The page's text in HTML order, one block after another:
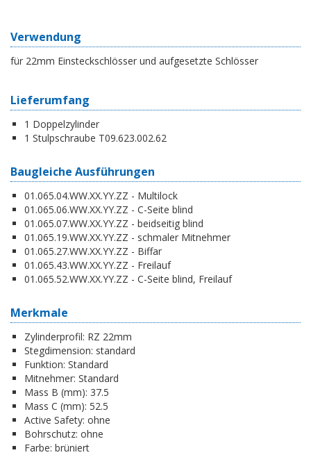
Verwendung
für 22mm Einsteckschlösser und aufgesetzte Schlösser
Lieferumfang
1 Doppelzylinder
1 Stulpschraube T09.623.002.62
Baugleiche Ausführungen
01.065.04.WW.XX.YY.ZZ - Multilock
01.065.06.WW.XX.YY.ZZ - C-Seite blind
01.065.07.WW.XX.YY.ZZ - beidseitig blind
01.065.19.WW.XX.YY.ZZ - schmaler Mitnehmer
01.065.27.WW.XX.YY.ZZ - Biffar
01.065.43.WW.XX.YY.ZZ - Freilauf
01.065.52.WW.XX.YY.ZZ - C-Seite blind, Freilauf
Merkmale
Zylinderprofil: RZ 22mm
Stegdimension: standard
Funktion: Standard
Mitnehmer: Standard
Mass B (mm): 37.5
Mass C (mm): 52.5
Active Safety: ohne
Bohrschutz: ohne
Farbe: brüniert